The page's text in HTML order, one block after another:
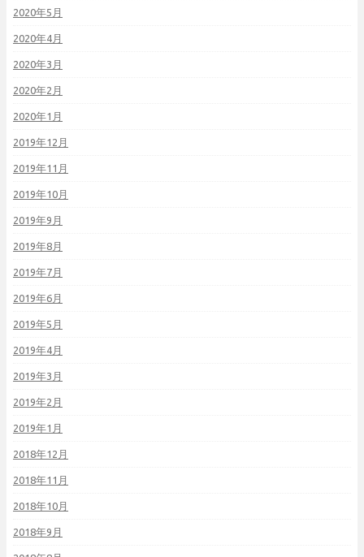
2020年5月
2020年4月
2020年3月
2020年2月
2020年1月
2019年12月
2019年11月
2019年10月
2019年9月
2019年8月
2019年7月
2019年6月
2019年5月
2019年4月
2019年3月
2019年2月
2019年1月
2018年12月
2018年11月
2018年10月
2018年9月